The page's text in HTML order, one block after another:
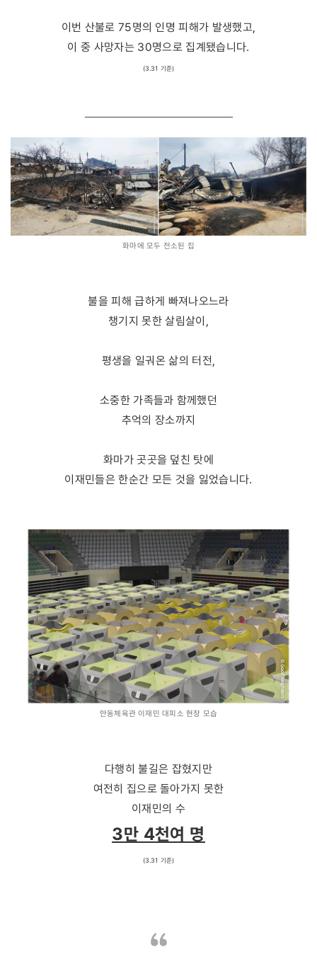
이번 산불로 75명의 인명 피해가 발생했고,
이 중 사망자는 30명으로 집계됐습니다.
(3.31 기준)
화마에 모두 전소된 집
불을 피해 급하게 빠져나오느라
챙기지 못한 살림살이,
평생을 일궈온 삶의 터전,
소중한 가족들과 함께했던
추억의 장소까지
화마가 곳곳을 덮친 탓에
이재민들은 한순간 모든 것을 잃었습니다.
안동체육관 이재민 대피소 현장 모습
다행히 불길은 잡혔지만
여전히 집으로 돌아가지 못한
이재민의 수
3만 4천여 명
(3.31 기준)